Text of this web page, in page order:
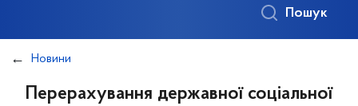
Пошук
Новини
Перерахування державної соціальної